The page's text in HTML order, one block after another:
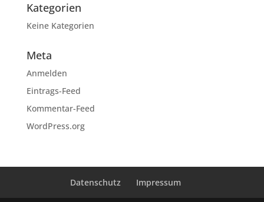
Kategorien
Keine Kategorien
Meta
Anmelden
Eintrags-Feed
Kommentar-Feed
WordPress.org
Datenschutz Impressum